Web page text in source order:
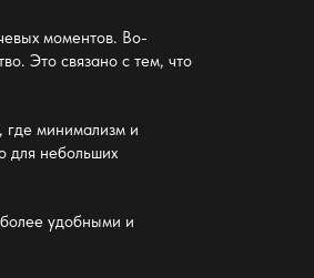
моментов. Во-
Это связано с тем, что
где минимализм и
для небольших
удобными и